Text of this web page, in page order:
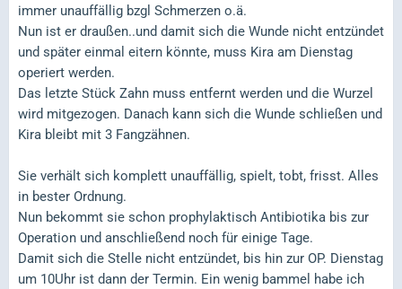
immer unauffällig bzgl Schmerzen o.ä.
Nun ist er draußen..und damit sich die Wunde nicht entzündet
und später einmal eitern könnte, muss Kira am Dienstag
operiert werden.
Das letzte Stück Zahn muss entfernt werden und die Wurzel
wird mitgezogen. Danach kann sich die Wunde schließen und
Kira bleibt mit 3 Fangzähnen.
Sie verhält sich komplett unauffällig, spielt, tobt, frisst. Alles
in bester Ordnung.
Nun bekommt sie schon prophylaktisch Antibiotika bis zur
Operation und anschließend noch für einige Tage.
Damit sich die Stelle nicht entzündet, bis hin zur OP. Dienstag
um 10Uhr ist dann der Termin. Ein wenig bammel habe ich